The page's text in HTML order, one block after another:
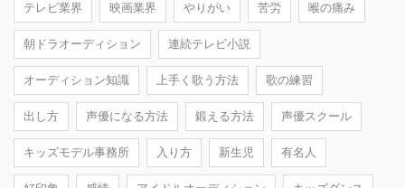
テレビ業界 映画業界 やりがい 苦労 喉の痛み
朝ドラオーディション 連続テレビ小説
オーディション知識 上手く歌う方法 歌の練習
出し方 声優になる方法 鍛える方法 声優スクール
キッズモデル事務所 入り方 新生児 有名人